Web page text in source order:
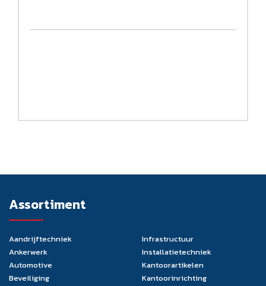
Assortiment
Aandrijftechniek
Ankerwerk
Automotive
Beveiliging
Infrastructuur
Installatietechniek
Kantoorartikelen
Kantoorinrichting